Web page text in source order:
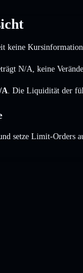
keine
N/A keine
A . Die Liquidität der
setze Limit-Orders